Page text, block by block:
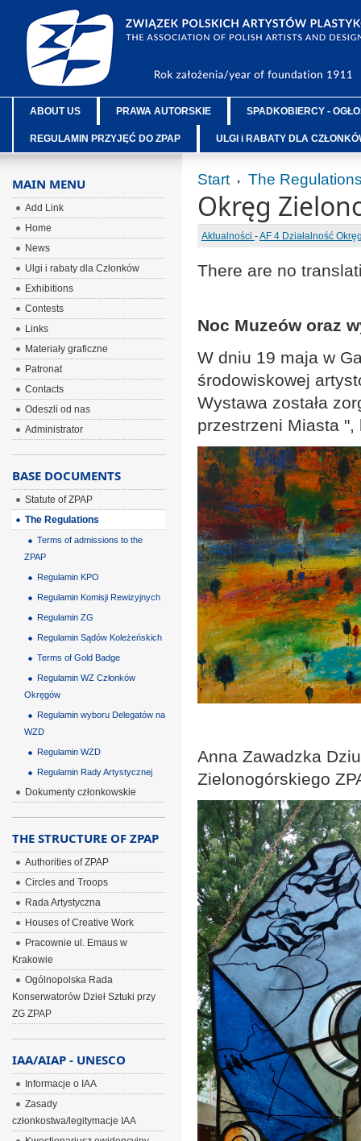
ABOUT US PRAWA AUTORSKIE SPADKOBIERCY -
REGULAMIN PRZYJĘĆ DO ZPAP ULGI i RABATY DLA
Start The
Okręg
Aktualności -AF 4 Działalność
There are no
Noc Muzeów oraz
W dniu 19 maja w
środowiskowej
Wystawa została
przestrzeni Miasta
Anna Zawadzka
Zielonogórskiego
MAIN MENU
Add Link
Home
News
Ulgi i rabaty dla Członków
Exhibitions
Contests
Links
Materiały graficzne
Patronat
Contacts
Odeszli od nas
Administrator
BASE DOCUMENTS
Statute of ZPAP
The Regulations
Terms of admissions to the
ZPAP
Regulamin KPO
Regulamin Komisji Rewizyjnych
Regulamin ZG
Regulamin Sądów Koleżeńskich
Terms of Gold Badge
Regulamin WZ Członków
Okręgów
Regulamin wyboru Delegatów na
WZD
Regulamin WZD
Regulamin Rady Artystycznej
Dokumenty członkowskie
THE STRUCTURE OF ZPAP
Authorities of ZPAP
Circles and Troops
Rada Artystyczna
Houses of Creative Work
Pracownie ul. Emaus w
Krakowie
Ogólnopolska Rada
Konserwatorów Dzieł Sztuki przy
ZG ZPAP
IAA/AIAP - UNESCO
Informacje o IAA
Zasady
członkostwa/legitymacje IAA